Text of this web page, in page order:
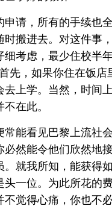
申请，所有的手续也
时搬进去。对这件事
细考虑，最少住校半
先，如果你住在饭店
去上学。当然，时间
在此。
常能看见巴黎上流社
必然能令他们欣然地
。就我所知，能获得
头一位。为此所花的
觉得心痛，你也不必